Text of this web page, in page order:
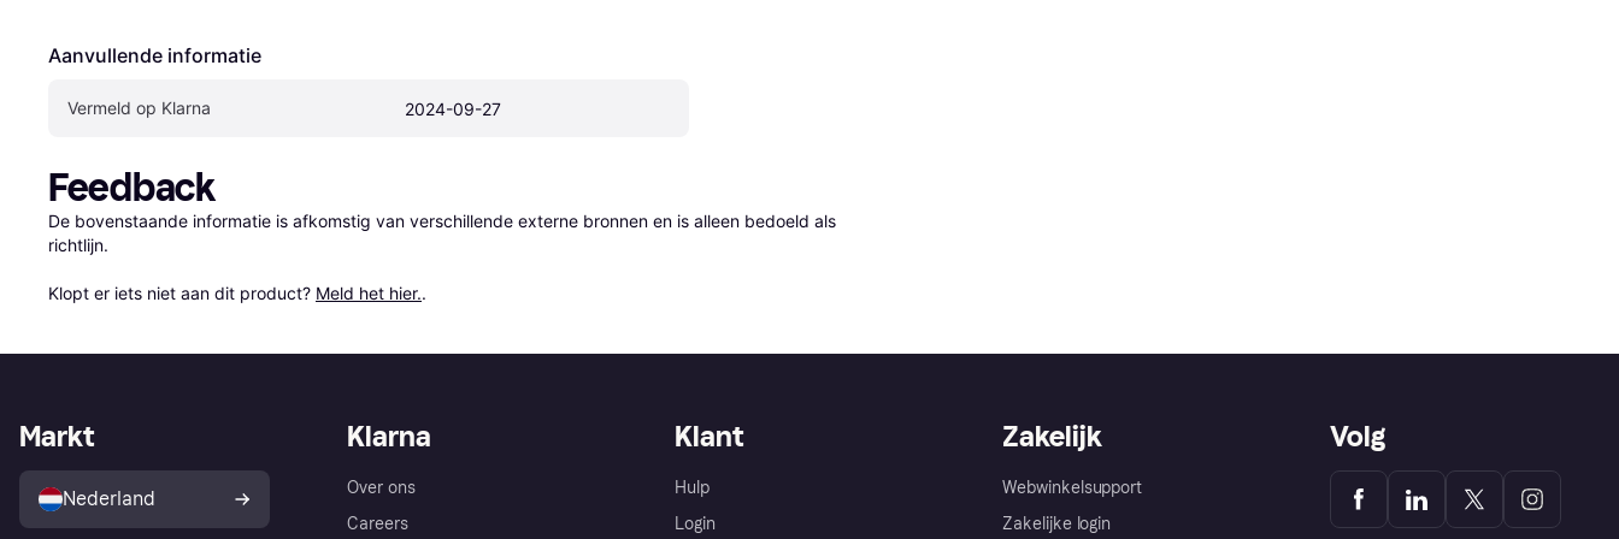
Aanvullende informatie
Vermeld op Klarna 2024-09-27
Feedback
De bovenstaande informatie is afkomstig van verschillende externe bronnen en is alleen bedoeld als
richtlijn.
Klopt er iets niet aan dit product? Meld het hier..
Klarna
Over ons
Careers
Klant
Hulp
Login
Zakelijk
Webwinkelsupport
Zakelijke login
Markt
Nederland
Volg